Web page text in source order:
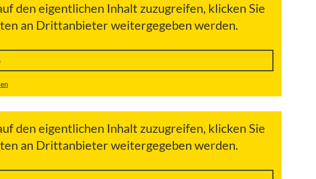
den eigentlichen Inhalt zuzugreifen, klicken Sie
an Drittanbieter weitergegeben werden.
den eigentlichen Inhalt zuzugreifen, klicken Sie
an Drittanbieter weitergegeben werden.